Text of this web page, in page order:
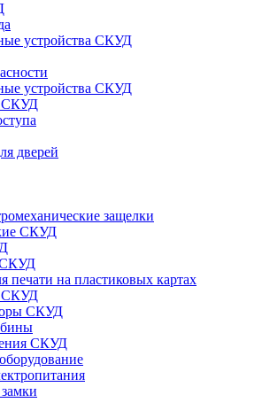
устройства СКУД
устройства СКУД
СКУД
дверей
защелки
СКУД
печати на пластиковых картах
СКУД
СКУД
СКУД